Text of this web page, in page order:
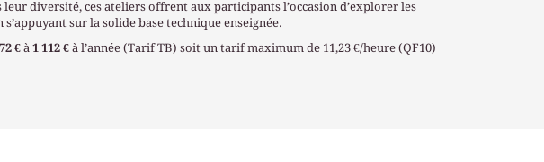
leur diversité, ces ateliers offrent aux participants l’occasion d’explorer les
sur la solide base technique enseignée.
€ à 1 112 € à l’année (Tarif TB) soit un tarif maximum de 11,23 €/heure (QF10)